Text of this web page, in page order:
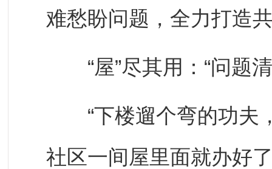
难愁盼问题，全力打造
“屋”尽其用：“问题清
“下楼遛个弯的功夫
社区一间屋里面就办好